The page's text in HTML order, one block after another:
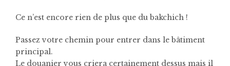
Ce n’est encore rien de plus que du bakchich !
Passez votre chemin pour entrer dans le bâtiment
principal.
Le douanier vous criera certainement dessus mais il